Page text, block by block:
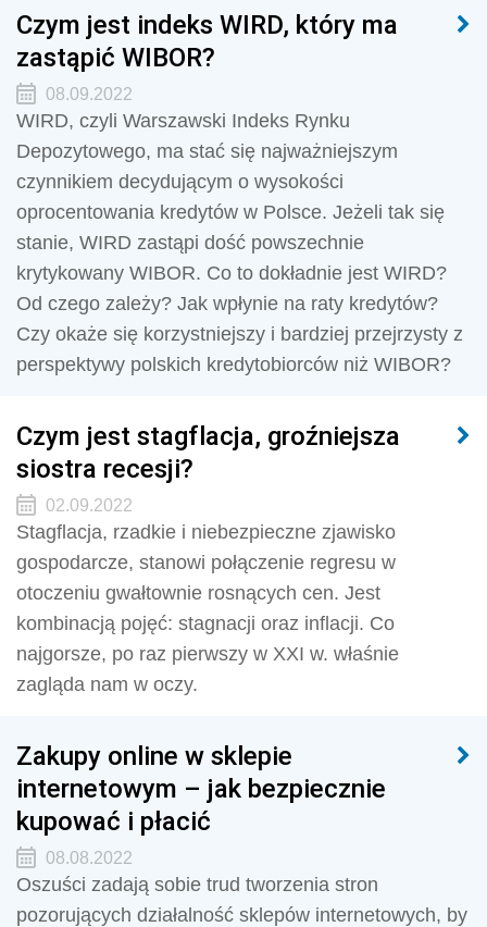
Czym jest indeks WIRD, który ma
zastąpić WIBOR?
08.09.2022
WIRD, czyli Warszawski Indeks Rynku
Depozytowego, ma stać się najważniejszym
czynnikiem decydującym o wysokości
oprocentowania kredytów w Polsce. Jeżeli tak się
stanie, WIRD zastąpi dość powszechnie
krytykowany WIBOR. Co to dokładnie jest WIRD?
Od czego zależy? Jak wpłynie na raty kredytów?
Czy okaże się korzystniejszy i bardziej przejrzysty z
perspektywy polskich kredytobiorców niż WIBOR?
Czym jest stagflacja, groźniejsza
siostra recesji?
02.09.2022
Stagflacja, rzadkie i niebezpieczne zjawisko
gospodarcze, stanowi połączenie regresu w
otoczeniu gwałtownie rosnących cen. Jest
kombinacją pojęć: stagnacji oraz inflacji. Co
najgorsze, po raz pierwszy w XXI w. właśnie
zagląda nam w oczy.
Zakupy online w sklepie
internetowym – jak bezpiecznie
kupować i płacić
08.08.2022
Oszuści zadają sobie trud tworzenia stron
pozorujących działalność sklepów internetowych, by